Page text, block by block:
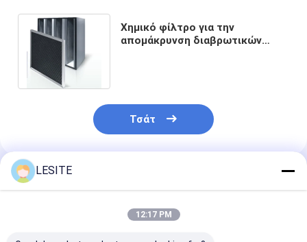
Φίλτρα Hepa κλιματισμού
φίλτρα εξαγνιστών αέρα
Φίλτρο τσαντών σκόνης
Origami που διπλώνει τη μηχανή
φίλτρο αέρα Μηχανή κατασκευής πλαισίων
Χημικό φίλτρο για την
απομάκρυνση διαβρωτικών
Τσάτ
Συνιστώμενα Προϊόντα
LESITE
12:17 PM